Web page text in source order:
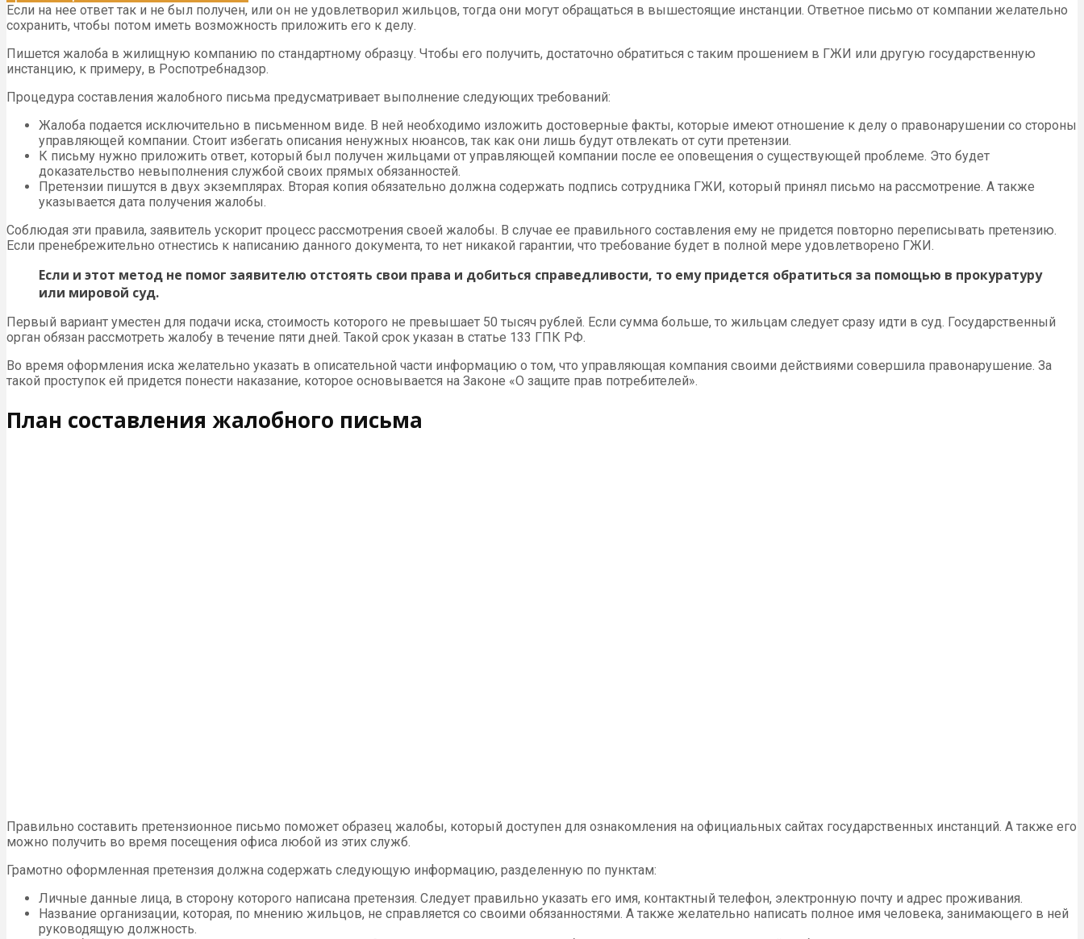
Если на нее ответ так и не был получен, или он не удовлетворил жильцов, тогда они могут обращаться в вышестоящие инстанции. Ответное письмо от компании желательно
сохранить, чтобы потом иметь возможность приложить его к делу.
Пишется жалоба в жилищную компанию по стандартному образцу. Чтобы его получить, достаточно обратиться с таким прошением в ГЖИ или другую государственную
инстанцию, к примеру, в Роспотребнадзор.
Процедура составления жалобного письма предусматривает выполнение следующих требований:
Жалоба подается исключительно в письменном виде. В ней необходимо изложить достоверные факты, которые имеют отношение к делу о правонарушении со стороны
управляющей компании. Стоит избегать описания ненужных нюансов, так как они лишь будут отвлекать от сути претензии.
К письму нужно приложить ответ, который был получен жильцами от управляющей компании после ее оповещения о существующей проблеме. Это будет
доказательство невыполнения службой своих прямых обязанностей.
Претензии пишутся в двух экземплярах. Вторая копия обязательно должна содержать подпись сотрудника ГЖИ, который принял письмо на рассмотрение. А также
указывается дата получения жалобы.
Соблюдая эти правила, заявитель ускорит процесс рассмотрения своей жалобы. В случае ее правильного составления ему не придется повторно переписывать претензию.
Если пренебрежительно отнестись к написанию данного документа, то нет никакой гарантии, что требование будет в полной мере удовлетворено ГЖИ.
Если и этот метод не помог заявителю отстоять свои права и добиться справедливости, то ему придется обратиться за помощью в прокуратуру
или мировой суд.
Первый вариант уместен для подачи иска, стоимость которого не превышает 50 тысяч рублей. Если сумма больше, то жильцам следует сразу идти в суд. Государственный
орган обязан рассмотреть жалобу в течение пяти дней. Такой срок указан в статье 133 ГПК РФ.
Во время оформления иска желательно указать в описательной части информацию о том, что управляющая компания своими действиями совершила правонарушение. За
такой проступок ей придется понести наказание, которое основывается на Законе «О защите прав потребителей».
План составления жалобного письма
Правильно составить претензионное письмо поможет образец жалобы, который доступен для ознакомления на официальных сайтах государственных инстанций. А также его
можно получить во время посещения офиса любой из этих служб.
Грамотно оформленная претензия должна содержать следующую информацию, разделенную по пунктам:
Личные данные лица, в сторону которого написана претензия. Следует правильно указать его имя, контактный телефон, электронную почту и адрес проживания.
Название организации, которая, по мнению жильцов, не справляется со своими обязанностями. А также желательно написать полное имя человека, занимающего в ней
руководящую должность.